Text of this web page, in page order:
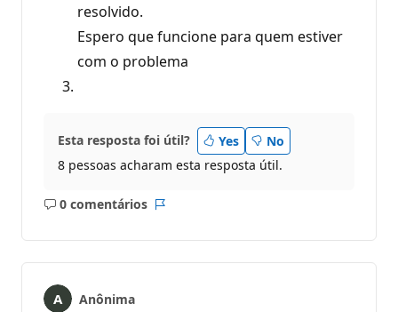
resolvido.
Espero que funcione para quem estiver
com o problema
Esta resposta foi útil? Yes
No
8 pessoas acharam esta resposta útil.
0 comentários
Sem
Anônima